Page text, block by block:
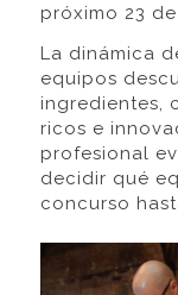
próximo 23
La dinámica
equipos
ingredientes,
ricos e
profesional
decidir qué
concurso